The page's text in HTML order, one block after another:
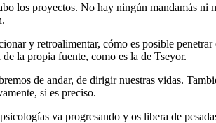
los proyectos. No hay ningún mandamás
y retroalimentar, cómo es posible
la propia fuente, como es la de Tseyor.
de andar, de dirigir nuestras vidas.
si es preciso.
va progresando y os libera de